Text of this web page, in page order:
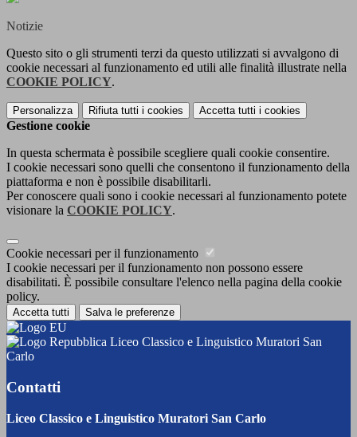
Notizie
Questo sito o gli strumenti terzi da questo utilizzati si avvalgono di
cookie necessari al funzionamento ed utili alle finalità illustrate nella
COOKIE POLICY.
Personalizza Rifiuta tutti i cookies Accetta tutti i cookies
Gestione cookie
In questa schermata è possibile scegliere quali cookie consentire.
I cookie necessari sono quelli che consentono il funzionamento della
piattaforma e non è possibile disabilitarli.
Per conoscere quali sono i cookie necessari al funzionamento potete
visionare la COOKIE POLICY.
Cookie necessari per il funzionamento
I cookie necessari per il funzionamento non possono essere
disabilitati. È possibile consultare l'elenco nella pagina della cookie
policy.
Accetta tutti Salva le preferenze
Liceo Classico e Linguistico Muratori San
Carlo
Contatti
Liceo Classico e Linguistico Muratori San Carlo